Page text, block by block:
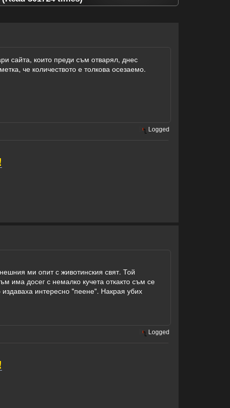
сайта, които преди съм отварял, днес
че количеството е толкова осезаемо.
Logged
ми опит с животинския свят. Той
има досег с немалко кучета откакто съм се
интересно "пеене". Накрая убих
Logged